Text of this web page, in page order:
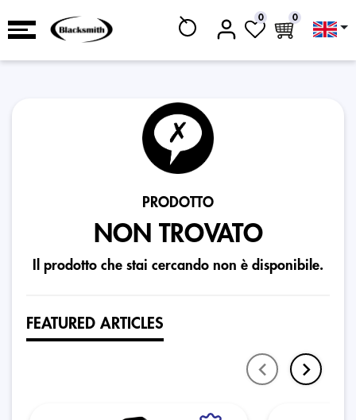
0 0
PRODOTTO
NON TROVATO
Il prodotto che stai cercando non è disponibile.
FEATURED ARTICLES